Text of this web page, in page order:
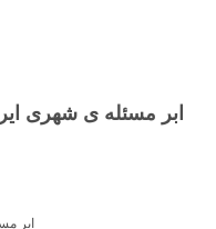
ابر مسئله ی شهری